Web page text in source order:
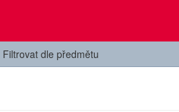
Filtrovat dle předmětu